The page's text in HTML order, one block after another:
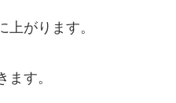
がります。
す。